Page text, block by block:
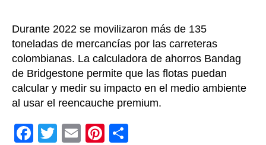
Durante 2022 se movilizaron más de 135
toneladas de mercancías por las carreteras
colombianas. La calculadora de ahorros Bandag
de Bridgestone permite que las flotas puedan
calcular y medir su impacto en el medio ambiente
al usar el reencauche premium.
F
T
E
Pi